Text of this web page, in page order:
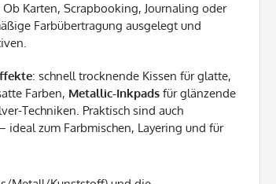
Karten, Scrapbooking, Journaling oder
Farbübertragung ausgelegt und
: schnell trocknende Kissen für glatte,
Farben, Metallic-Inkpads für glänzende
Techniken. Praktisch sind auch
– ideal zum Farbmischen, Layering und für